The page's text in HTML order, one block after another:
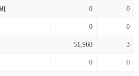
0 0
0 0
51,960 3
0 0